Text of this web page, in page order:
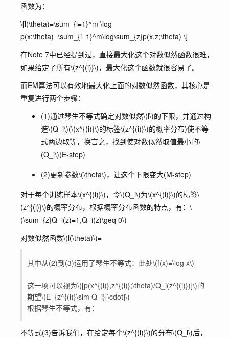
函数为：
\[l(\theta)=\sum_{i=1}^m \log
p(x;\theta)=\sum_{i=1}^m\log\sum_{z}p(x,z;\theta) \]
在Note 7中已经提到过，直接最大化这个对数似然函数很难，
如果给定了所有\(z^{(i)}\)，最大化这个函数就很容易了。
而EM算法可以有效地最大化上面的对数似然函数，其核心是
重复进行两个步骤：
(1)通过琴生不等式确定对数似然\(l\)的下限，并通过构
造\(Q_i\)(\(x^{(i)}\)的标签\(z^{(i)}\)的概率分布)使不等
式两边取等，换言之，找到使对数似然取值最小的\
(Q_i\)(E-step)
(2)更新参数\(\theta\)，让这个下限变大(M-step)
对于每个训练样本\(x^{(i)}\)，令\(Q_i\)为\(x^{(i)}\)的标签\
(z^{(i)}\)的概率分布，根据概率分布函数的特点，有： \
(\sum_{z}Q_i(z)=1,Q_i(z)\geq 0\)
对数似然函数\(l(\theta)\)=
其中从(2)到(3)运用了琴生不等式：此处\(f(x)=\log x\)
这一项可以视为\([p(x^{(i)},z^{(i)};\theta)/Q_i(z^{(i)})]\)的
期望\(E_{z^{(i)}\sim Q_i}[\cdot]\)
根据琴生不等式，有：
不等式(3)告诉我们，在给定每个\(z^{(i)}\)的分布\(Q_i\)后，